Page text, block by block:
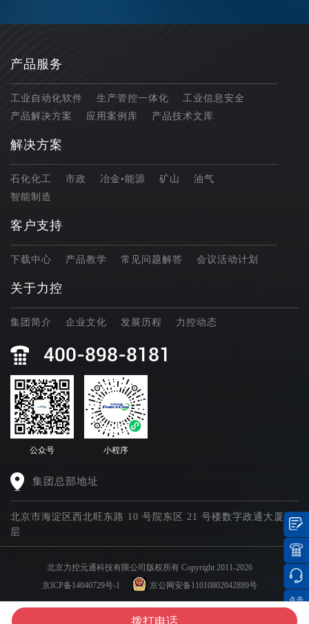
产品服务
工业自动化软件 生产管控一体化
工业信息安全
产品解决方案
应用案例库 产品技术文库
解决方案
石化化工 市政 冶金•能源 矿山
油气
智能制造
客户支持
下载中心 产品教学 常见问题解答 会议活动计划
关于力控
集团简介 企业文化 发展历程 力控动态
400-898-8181
公众号 小程序
集团总部地址
北京市海淀区西北旺东路 10 号院东区 21 号楼数字政通大厦四
层
北京力控元通科技有限公司版权所有 Copyright 2011-2026
京ICP备14040729号-1
京公网安备11010802042889号
集团官网矩阵
点击
分享
拨打电话